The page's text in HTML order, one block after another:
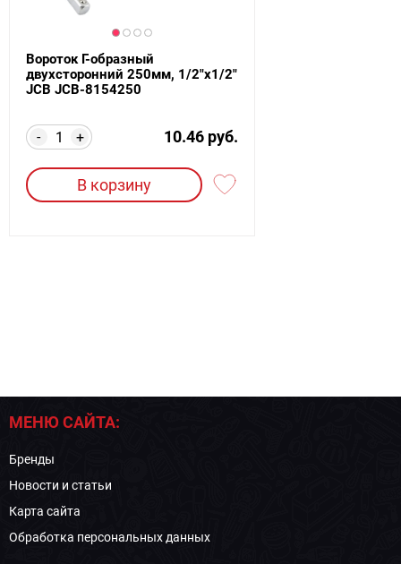
Вороток Г-образный
двухсторонний 250мм, 1/2"х1/2"
JCB JCB-8154250
+
- 10.46 руб.
В корзину
МЕНЮ САЙТА:
Бренды
Новости и статьи
Карта сайта
Обработка персональных данных